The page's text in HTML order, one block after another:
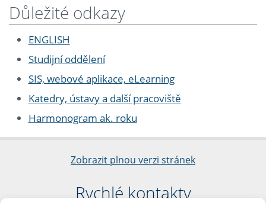
Důležité odkazy
ENGLISH
Studijní oddělení
SIS, webové aplikace, eLearning
Katedry, ústavy a další pracoviště
Harmonogram ak. roku
Zobrazit plnou verzi stránek
Rychlé kontakty